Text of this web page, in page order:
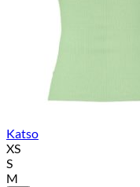
Katso
XS
S
M